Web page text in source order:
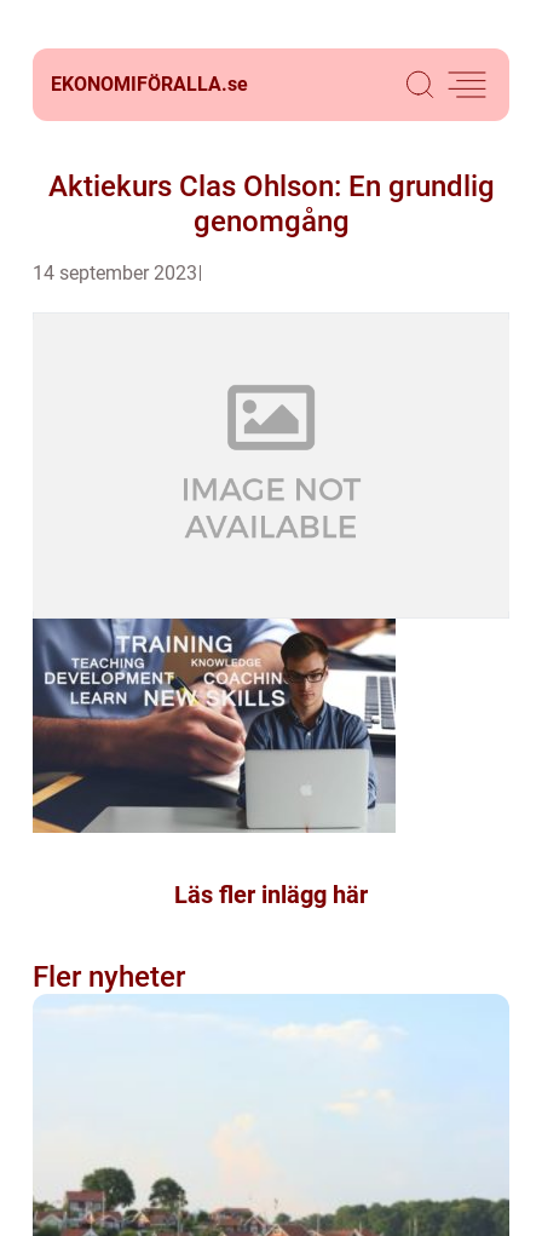
EKONOMIFÖRALLA.se
Aktiekurs Clas Ohlson: En grundlig
genomgång
14 september 2023
Läs fler inlägg här
Fler nyheter